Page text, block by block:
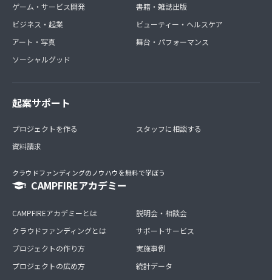
ゲーム・サービス開発
ビジネス・起業
アート・写真
ソーシャルグッド
書籍・雑誌出版
ビューティー・ヘルスケア
舞台・パフォーマンス
起案サポート
プロジェクトを作る
資料請求
スタッフに相談する
クラウドファンディングのノウハウを無料で学ぼう
CAMPFIREアカデミー
CAMPFIREアカデミーとは
クラウドファンディングとは
プロジェクトの作り方
プロジェクトの広め方
説明会・相談会
サポートサービス
実施事例
統計データ